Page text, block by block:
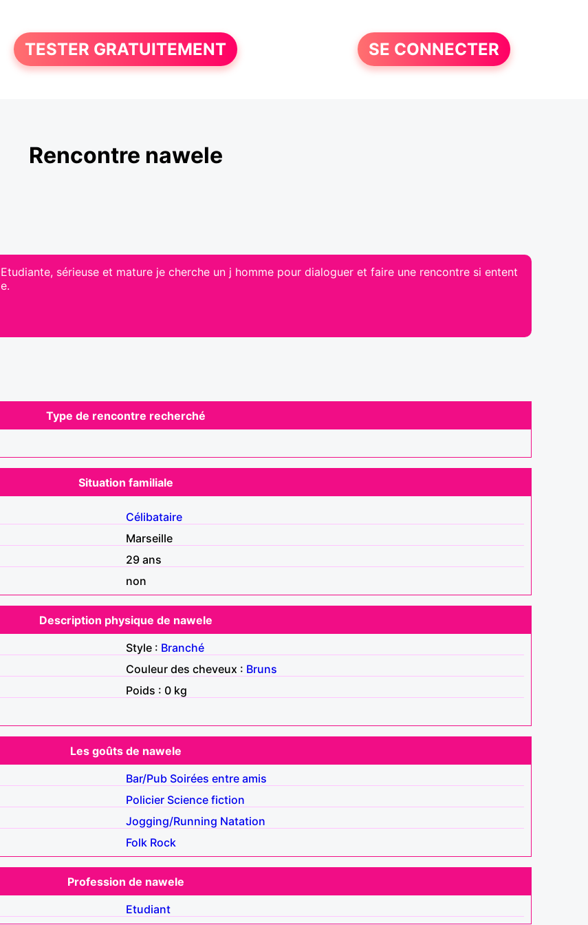
TESTER GRATUITEMENT SE CONNECTER
Rencontre nawele
Etudiante, sérieuse et mature je cherche un j homme pour dialoguer et faire une rencontre si entent
e.
Type de rencontre recherché
Situation familiale
Célibataire
Marseille
29 ans
non
Description physique de nawele
Style : Branché
Couleur des cheveux : Bruns
Poids : 0 kg
Les goûts de nawele
Bar/Pub Soirées entre amis
Policier Science fiction
Jogging/Running Natation
Folk Rock
Profession de nawele
Etudiant